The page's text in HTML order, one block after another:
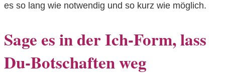
es so lang wie notwendig und so kurz wie möglich.
Sage es in der Ich-Form, lass
Du-Botschaften weg